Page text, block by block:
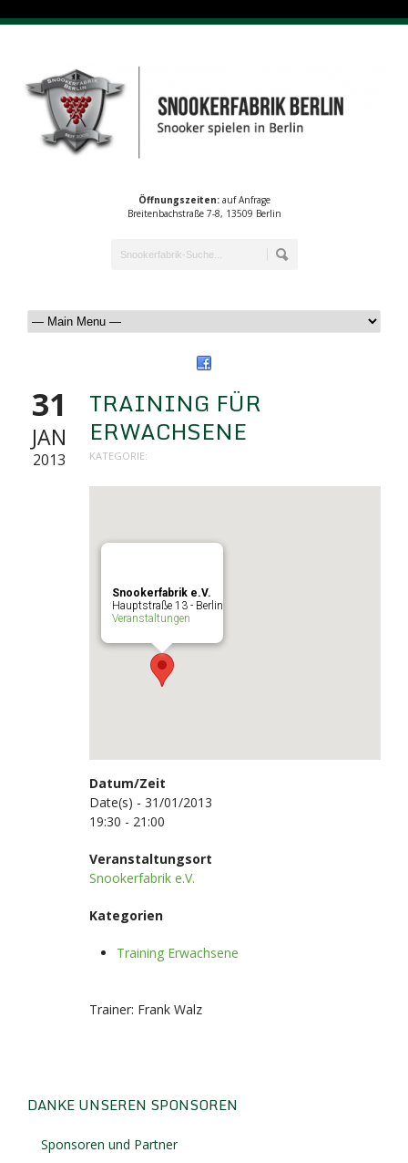
Öffnungszeiten:auf Anfrage
Breitenbachstraße 7-8, 13509 Berlin
31
JAN
2013
TRAINING FÜR
ERWACHSENE
KATEGORIE:
Snookerfabrik e.V.
Hauptstraße 13 - Berlin
Veranstaltungen
Datum/Zeit
Date(s) - 31/01/2013
19:30 - 21:00
Veranstaltungsort
Snookerfabrik e.V.
Kategorien
Training Erwachsene
Trainer: Frank Walz
DANKE UNSEREN SPONSOREN
Sponsoren und Partner